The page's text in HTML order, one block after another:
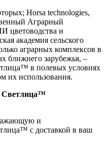
Horsа technologies,
Аграрный
цветоводства и
академия сельского
аграрных комплексов в
ближнего зарубежья, –
в полевых условиях
их использования.
™
и
с доставкой в ваш